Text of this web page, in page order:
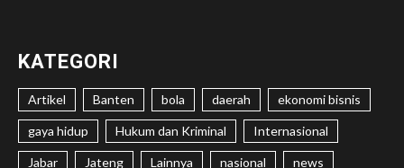
KATEGORI
Artikel Banten bola daerah ekonomi bisnis
gaya hidup Hukum dan Kriminal Internasional
Jabar Jateng Lainnya nasional news